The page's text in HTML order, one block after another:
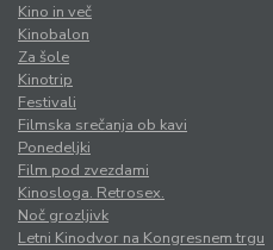
Kino in več
Kinobalon
Za šole
Kinotrip
Festivali
Filmska srečanja ob kavi
Ponedeljki
Film pod zvezdami
Kinosloga. Retrosex.
Noč grozljivk
Letni Kinodvor na Kongresnem trgu